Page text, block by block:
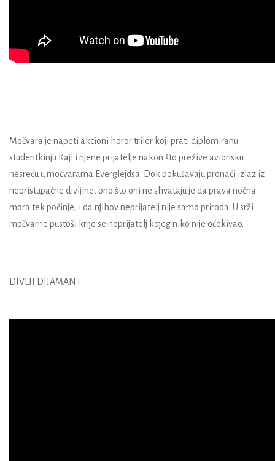
Močvara je napeti akcioni horor triler koji prati diplomiranu
studentkinju Kajl i njene prijatelje nakon što prežive avionsku
nesreću u močvarama Everglejdsa. Dok pokušavaju pronaći izlaz iz
nepristupačne divljine, ono što oni ne shvataju je da prava noćna
mora tek počinje, i da njihov neprijatelj nije samo priroda. U srži
močvarne pustoši krije se neprijatelj kojeg niko nije očekivao.
DIVLJI DIJAMANT